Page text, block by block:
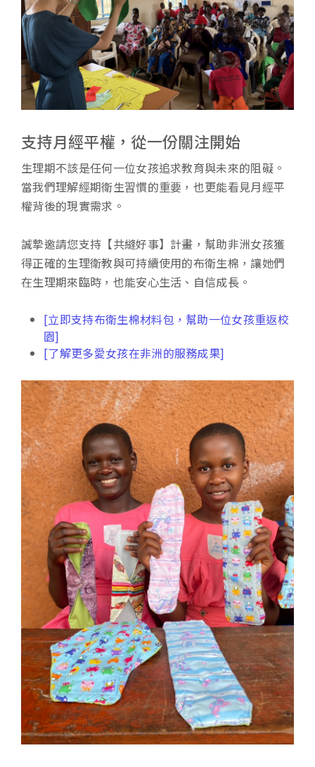
支持月經平權，從一份關注開始
生理期不該是任何一位女孩追求教育與未來的阻礙。
當我們理解經期衛生習慣的重要，也更能看見月經平
權背後的現實需求。
誠摯邀請您支持【共縫好事】計畫，幫助非洲女孩獲
得正確的生理衛教與可持續使用的布衛生棉，讓她們
在生理期來臨時，也能安心生活、自信成長。
[立即支持布衛生棉材料包，幫助一位女孩重返校
園]
[了解更多愛女孩在非洲的服務成果]